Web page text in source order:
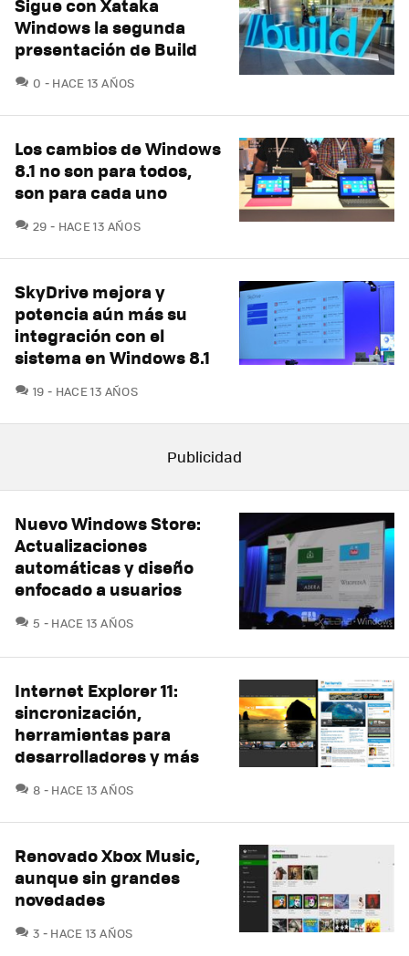
Sigue con Xataka
Windows la segunda
presentación de Build
0 COMENTARIOS
HACE 13 AÑOS
Los cambios de Windows
8.1 no son para todos,
son para cada uno
29 COMENTARIOS
HACE 13 AÑOS
SkyDrive mejora y
potencia aún más su
integración con el
sistema en Windows 8.1
19 COMENTARIOS
HACE 13 AÑOS
Nuevo Windows Store:
Actualizaciones
automáticas y diseño
enfocado a usuarios
5 COMENTARIOS
HACE 13 AÑOS
Internet Explorer 11:
sincronización,
herramientas para
desarrolladores y más
8 COMENTARIOS
HACE 13 AÑOS
Renovado Xbox Music,
aunque sin grandes
novedades
3 COMENTARIOS
HACE 13 AÑOS